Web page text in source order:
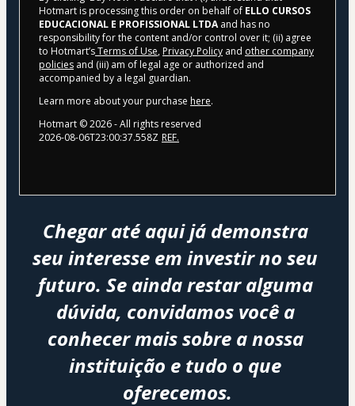
Hotmart is processing this order on behalf of ELLO CURSOS
EDUCACIONAL E PROFISSIONAL LTDAand has no
responsibility for the content and/or control over it; (ii) agree
to Hotmart’sTerms of Use, Privacy Policy and other company
policies and (iii) am of legal age or authorized and
accompanied by a legal guardian.
Learn more about your purchase here.
Hotmart ©2026- All rights reserved
2026-08-06T23:00:37.558Z REF.
Chegar até aqui já demonstra
seu interesse em investir no seu
futuro. Se ainda restar alguma
dúvida, convidamos você a
conhecer mais sobre a nossa
instituição e tudo o que
oferecemos.